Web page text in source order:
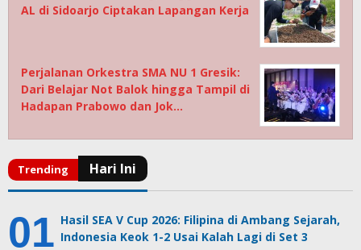
AL di Sidoarjo Ciptakan Lapangan Kerja
Perjalanan Orkestra SMA NU 1 Gresik:
Dari Belajar Not Balok hingga Tampil di
Hadapan Prabowo dan Jok…
Hasil SEA V Cup 2026: Filipina di Ambang Sejarah,
Indonesia Keok 1-2 Usai Kalah Lagi di Set 3